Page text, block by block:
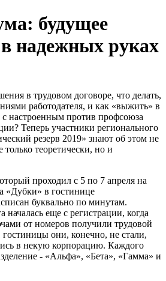
будущее
надежных руках
в трудовом договоре, что делать,
работодателя, и как «выжить» в
с настроенным против профсоюза
Теперь участники регионального
резерв 2019» знают об этом не
теоретически, но и
проходил с 5 по 7 апреля на
«Дубки» в гостинице
буквально по минутам.
началась еще с регистрации, когда
от номеров получили трудовой
они, конечно, не стали,
в некую корпорацию. Каждого
- «Альфа», «Бета», «Гамма» и